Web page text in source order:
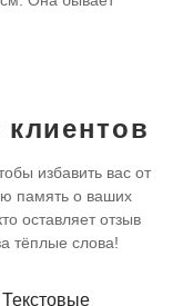
избавить вас от
память о ваших
оставляет отзыв
тёплые слова!
Текстовые